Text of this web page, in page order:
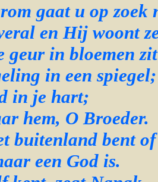
gaat u op zoek
en Hij woont
geur in bloemen zit
in een spiegel;
in je hart;
hem, O Broeder.
buitenland bent
een God is.